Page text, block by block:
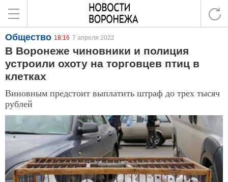
Общество 18:16 7 апреля 2022
В Воронеже чиновники и полиция
устроили охоту на торговцев птиц в
клетках
Виновным предстоит выплатить штраф до трех тысяч
рублей